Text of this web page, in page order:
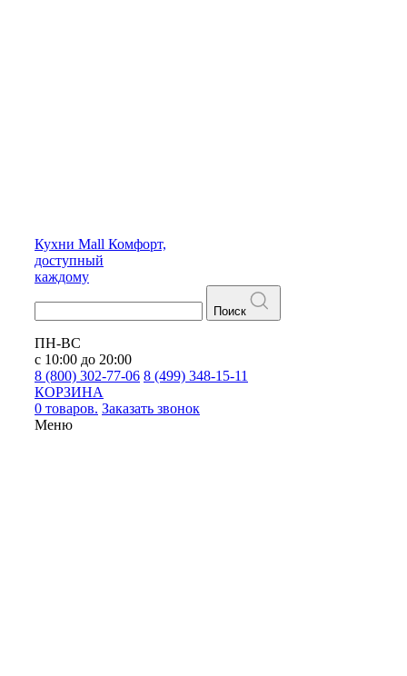
Кухни Mall Комфорт,
доступный
каждому
Поиск
ПН-ВС
с 10:00 до 20:00
8 (800) 302-77-06 8 (499) 348-15-11
КОРЗИНА
0 товаров. Заказать звонок
Меню